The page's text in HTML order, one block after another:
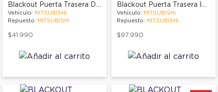
Blackout Puerta Trasera Derecha
Vehículo: MITSUBISHI
Repuesto: MITSUBISHI
$41.990
Blackout Puerta Trasera Izquierda
Vehículo: MITSUBISHI
Repuesto: MITSUBISHI
$97.990